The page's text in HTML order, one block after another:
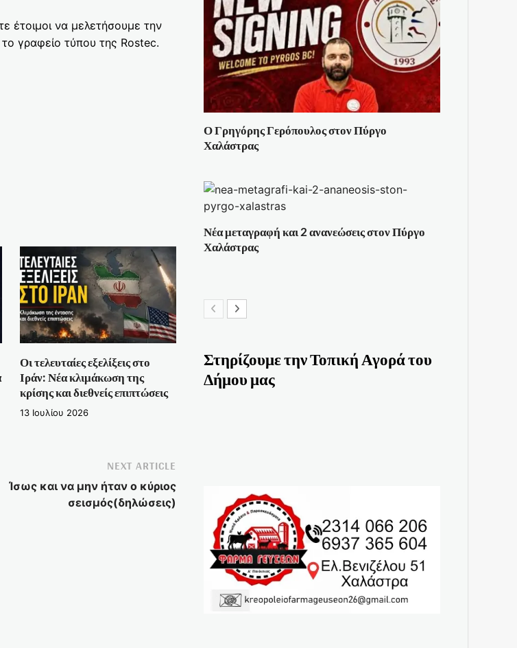
έτοιμοι να μελετήσουμε την
γραφείο τύπου της Rostec.
Οι τελευταίες εξελίξεις στο
Ιράν: Νέα κλιμάκωση της
κρίσης και διεθνείς επιπτώσεις
13 Ιουλίου 2026
NEXT ARTICLE
Ίσως και να μην ήταν ο κύριος
σεισμός(δηλώσεις)
Ο Γρηγόρης Γερόπουλος στον Πύργο
Χαλάστρας
Νέα μεταγραφή και 2 ανανεώσεις στον Πύργο
Χαλάστρας
Στηρίζουμε την Τοπική Αγορά του
Δήμου μας